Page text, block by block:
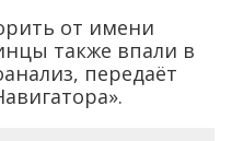
от имени
также впали в
передаёт